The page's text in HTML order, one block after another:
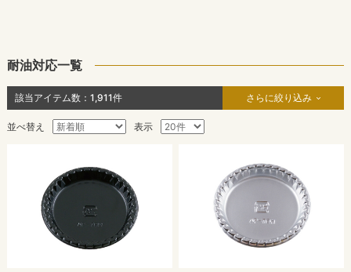
耐油対応一覧
該当アイテム数： 1,911件 さらに絞り込み
並べ替え 表示